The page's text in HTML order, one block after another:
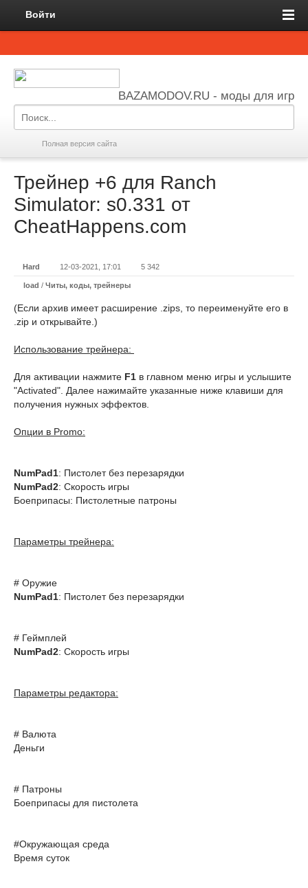
Войти
BAZAMODOV.RU - моды для игр
Полная версия сайта
Трейнер +6 для Ranch
Simulator: s0.331 от
CheatHappens.com
Hard 12-03-2021, 17:01 5 342
load / Читы, коды, трейнеры
(Если архив имеет расширение .zips, то переименуйте его в
.zip и открывайте.)
Использование трейнера:
Для активации нажмите F1 в главном меню игры и услышите
"Activated". Далее нажимайте указанные ниже клавиши для
получения нужных эффектов.
Опции в Promo:
NumPad1: Пистолет без перезарядки
NumPad2: Скорость игры
Боеприпасы: Пистолетные патроны
Параметры трейнера:
# Оружие
NumPad1: Пистолет без перезарядки
# Геймплей
NumPad2: Скорость игры
Параметры редактора:
# Валюта
Деньги
# Патроны
Боеприпасы для пистолета
#Окружающая среда
Время суток